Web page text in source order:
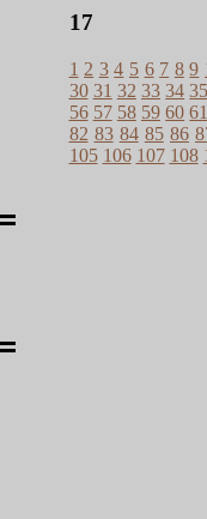
17
1 2 3 4 5 6 7 8 9
30 31 32 33 34
56 57 58 59 60
82 83 84 85 86
105 106 107 108